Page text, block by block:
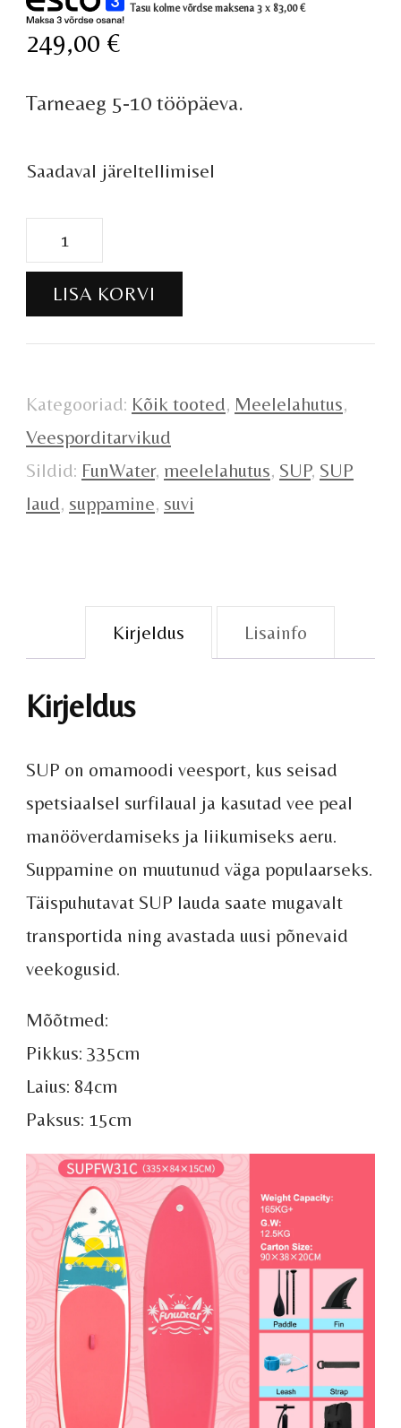
Tasu kolme võrdse maksena 3 x 83,00€
249,00 €
Tarneaeg 5-10 tööpäeva.
Saadaval järeltellimisel
SUP
laud
kogus
LISA KORVI
Kategooriad: Kõik tooted, Meelelahutus,
Veesporditarvikud
Sildid: FunWater, meelelahutus, SUP, SUP
laud, suppamine, suvi
Kirjeldus Lisainfo
Kirjeldus
SUP on omamoodi veesport, kus seisad
spetsiaalsel surfilaual ja kasutad vee peal
manööverdamiseks ja liikumiseks aeru.
Suppamine on muutunud väga populaarseks.
Täispuhutavat SUP lauda saate mugavalt
transportida ning avastada uusi põnevaid
veekogusid.
Mõõtmed:
Pikkus: 335cm
Laius: 84cm
Paksus: 15cm